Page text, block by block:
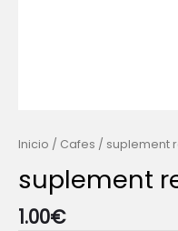
Inicio / Cafes / suplement
suplement
1.00€